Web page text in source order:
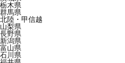
栃木県
群馬県
北陸・甲信越
山梨県
長野県
新潟県
富山県
石川県